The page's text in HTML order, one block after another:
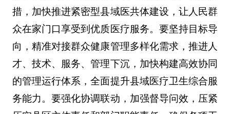
措，加快推进紧密型县域医共体建设，让人民群
众在家门口享受到优质医疗服务。要坚持目标导
向，精准对接群众健康管理多样化需求，推进人
才、技术、服务、管理下沉，加快构建高效协同
的管理运行体系，全面提升县域医疗卫生综合服
务能力。要强化协调联动，加强督导问效，压紧